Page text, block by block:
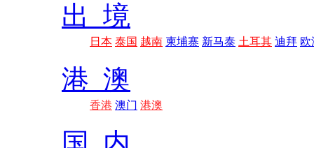
出 境
日本 泰国 越南 柬埔寨 新马泰 土耳其 迪拜 欧
港 澳
香港 澳门 港澳